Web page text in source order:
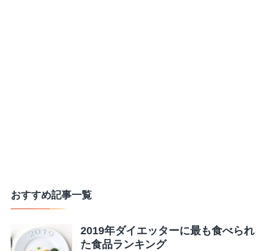
おすすめ記事一覧
2019年ダイエッターに最も食べられ
た食品ランキング